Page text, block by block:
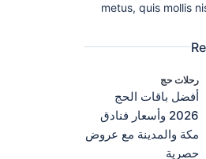
metus, quis mollis
رحلات حج
أفضل باقات الحج
2026 وأسعار فنادق
مكة والمدينة مع عروض
حصرية